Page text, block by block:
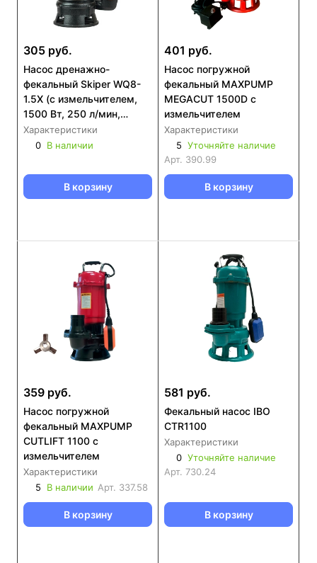
305 руб.
Насос дренажнo-
фекальный Skiper WQ8-
1.5X (с измельчителем,
1500 Вт, 250 л/мин,
чугун, попл.выкл)
Характеристики
0 В наличии
В корзину
401 руб.
Насос погружной
фекальный MAXPUMP
MEGACUT 1500D с
измельчителем
Характеристики
5 Уточняйте наличие
Арт. 390.99
В корзину
359 руб.
Насос погружной
фекальный MAXPUMP
CUTLIFT 1100 с
измельчителем
Характеристики
5
В наличии Арт. 337.58
В корзину
581 руб.
Фекальный насос IBO
CTR1100
Характеристики
0 Уточняйте наличие
Арт. 730.24
В корзину